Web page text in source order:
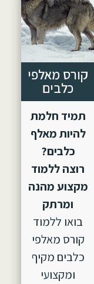
הוקם
קורס מאלפי
כלבים
תמיד חלמת
להיות מאלף
כלבים?
רוצה ללמוד
מקצוע מהנה
ומרתק
בואו ללמוד
קורס מאלפי
כלבים מקיף
ומקצועי